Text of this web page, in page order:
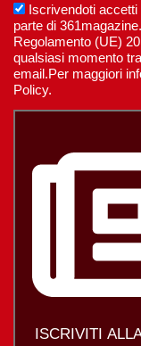
Iscrivendoti
parte di
Regolamento (UE)
qualsiasi momento
email.Per maggiori
Policy.
ISCRIVITI